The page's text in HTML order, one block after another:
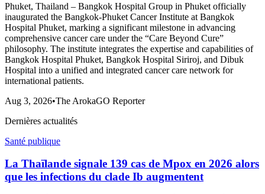
Phuket, Thailand – Bangkok Hospital Group in Phuket officially
inaugurated the Bangkok-Phuket Cancer Institute at Bangkok
Hospital Phuket, marking a significant milestone in advancing
comprehensive cancer care under the “Care Beyond Cure”
philosophy. The institute integrates the expertise and capabilities of
Bangkok Hospital Phuket, Bangkok Hospital Siriroj, and Dibuk
Hospital into a unified and integrated cancer care network for
international patients.
Aug 3, 2026•The ArokaGO Reporter
Dernières actualités
Santé publique
La Thaïlande signale 139 cas de Mpox en 2026 alors
que les infections du clade Ib augmentent